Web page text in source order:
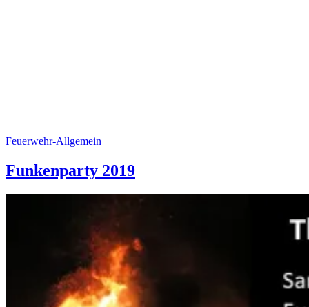
Feuerwehr-Allgemein
Funkenparty 2019